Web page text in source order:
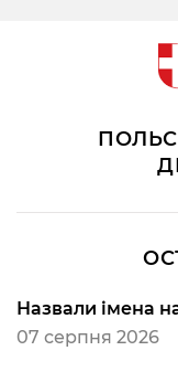
Назвали імена
07 серпня 2026